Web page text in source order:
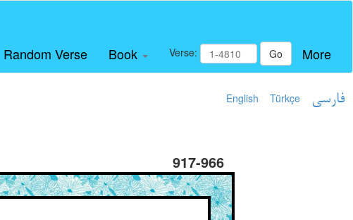
Random Verse Book Verse: Go More
English Türkçe فارسی
917-966